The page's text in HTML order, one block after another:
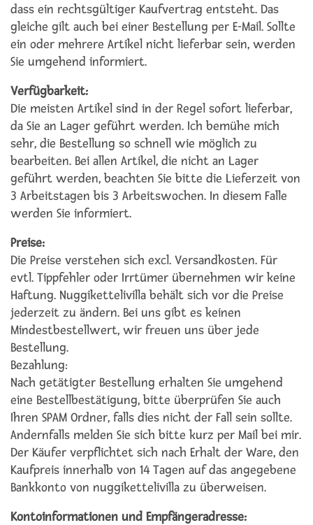
dass ein rechtsgültiger Kaufvertrag entsteht. Das
gleiche gilt auch bei einer Bestellung per E-Mail. Sollte
ein oder mehrere Artikel nicht lieferbar sein, werden
Sie umgehend informiert.
Verfügbarkeit:
Die meisten Artikel sind in der Regel sofort lieferbar,
da Sie an Lager geführt werden. Ich bemühe mich
sehr, die Bestellung so schnell wie möglich zu
bearbeiten. Bei allen Artikel, die nicht an Lager
geführt werden, beachten Sie bitte die Lieferzeit von
3 Arbeitstagen bis 3 Arbeitswochen. In diesem Falle
werden Sie informiert.
Preise:
Die Preise verstehen sich excl. Versandkosten. Für
evtl. Tippfehler oder Irrtümer übernehmen wir keine
Haftung. Nuggikettelivilla behält sich vor die Preise
jederzeit zu ändern. Bei uns gibt es keinen
Mindestbestellwert, wir freuen uns über jede
Bestellung.
Bezahlung:
Nach getätigter Bestellung erhalten Sie umgehend
eine Bestellbestätigung, bitte überprüfen Sie auch
Ihren SPAM Ordner, falls dies nicht der Fall sein sollte.
Andernfalls melden Sie sich bitte kurz per Mail bei mir.
Der Käufer verpflichtet sich nach Erhalt der Ware, den
Kaufpreis innerhalb von 14 Tagen auf das angegebene
Bankkonto von nuggikettelivilla zu überweisen.
Kontoinformationen und Empfängeradresse: